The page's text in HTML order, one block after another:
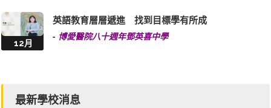
12月
英語教育層層遞進 找到目標學有所成
- 博愛醫院八十週年鄧英喜中學
最新學校消息